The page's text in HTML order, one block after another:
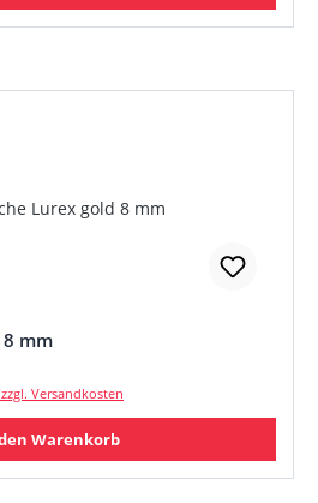
mm
Versandkosten
Warenkorb